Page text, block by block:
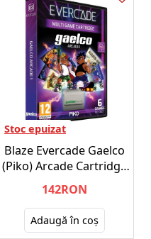
Stoc epuizat
Blaze Evercade Gaelco
(Piko) Arcade Cartridge
1 EFIGS
142RON
Adaugă în coş